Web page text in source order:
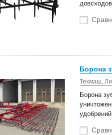
Борона
Техмаш,
Борона